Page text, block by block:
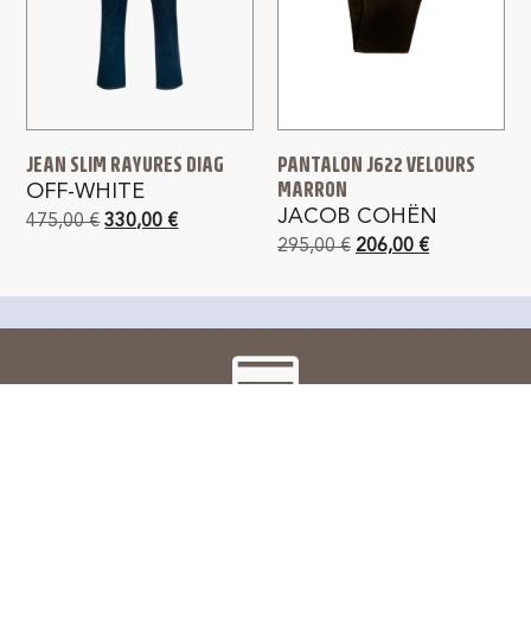
JEAN SLIM RAYURES DIAG
OFF-WHITE
475,00€ 330,00€
PANTALON J622 VELOURS
MARRON
JACOB COHËN
295,00€ 206,00 €